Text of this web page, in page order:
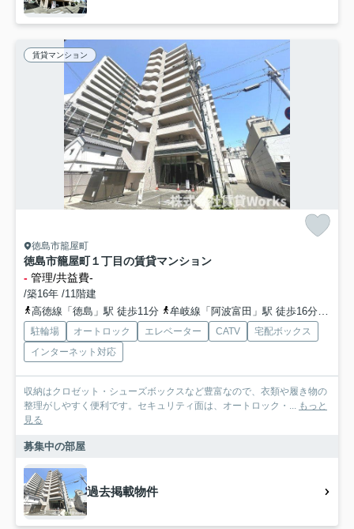
賃貸マンション
徳島市籠屋町
徳島市籠屋町１丁目の賃貸マンション
- 管理/共益費-
/築16年 /11階建
高徳線「徳島」駅 徒歩11分
牟岐線「阿波富田」駅 徒歩16分
駐輪場 オートロック エレベーター CATV
宅配ボックス
インターネット対応
収納はクロゼット・シューズボックスなど豊富なので、衣類や履き物の
整理がしやすく便利です。セキュリティ面は、オートロック・...
もっと
見る
募集中の部屋
過去掲載物件